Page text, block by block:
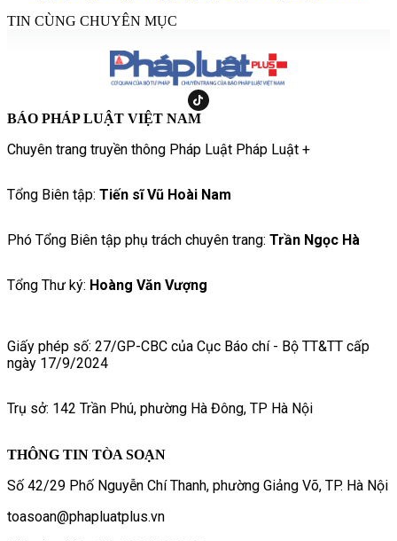
TIN CÙNG CHUYÊN MỤC
BÁO PHÁP LUẬT VIỆT NAM
Chuyên trang truyền thông Pháp Luật Pháp Luật +
Tổng Biên tập: Tiến sĩ Vũ Hoài Nam
Phó Tổng Biên tập phụ trách chuyên trang: Trần Ngọc Hà
Tổng Thư ký: Hoàng Văn Vượng
Giấy phép số: 27/GP-CBC của Cục Báo chí - Bộ TT&TT cấp
ngày 17/9/2024
Trụ sở: 142 Trần Phú, phường Hà Đông, TP Hà Nội
THÔNG TIN TÒA SOẠN
Số 42/29 Phố Nguyễn Chí Thanh, phường Giảng Võ, TP. Hà Nội
toasoan@phapluatplus.vn